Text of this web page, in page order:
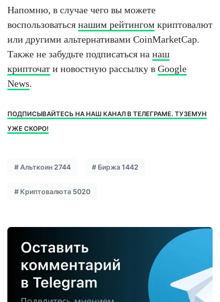
Напомню, в случае чего вы можете
воспользоваться нашим рейтингом криптовалют
или другими альтернативами CoinMarketCap.
Также не забудьте подписаться на наш
крипточат и новостную рассылку в Google
News.
ПОДПИСЫВАЙТЕСЬ НА НАШ КАНАЛ В ТЕЛЕГРАМЕ. ТУЗЕМУН
УЖЕ СКОРО!
# Альткоин 2744 # Биржа 1442
# Криптовалюта 5020